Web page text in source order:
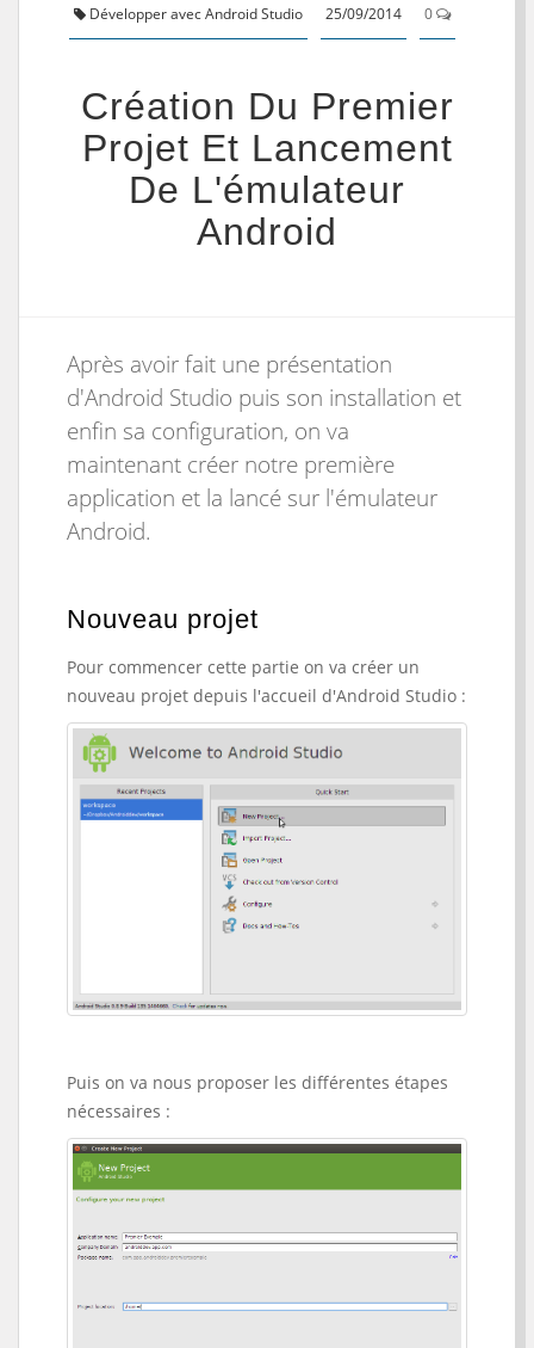
Développer avec Android Studio 25/09/2014 0
Création Du Premier
Projet Et Lancement
De L'émulateur
Android
Après avoir fait une présentation
d'Android Studio puis son installation et
enfin sa configuration, on va
maintenant créer notre première
application et la lancé sur l'émulateur
Android.
Nouveau projet
Pour commencer cette partie on va créer un
nouveau projet depuis l'accueil d'Android Studio :
Puis on va nous proposer les différentes étapes
nécessaires :